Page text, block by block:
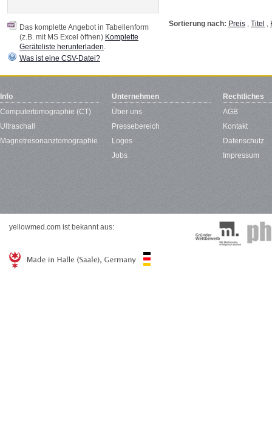
Sortierung nach: Preis , Titel ,
Das komplette Angebot in Tabellenform
(z.B. mit MS Excel öffnen) Komplette
Geräteliste herunterladen
Was ist eine CSV-Datei?
Info
Computertomographie (CT)
Ultraschall
Magnetresonanztomographie
Unternehmen
Über uns
Pressebereich
Logos
Jobs
Rechtliches
AGB
Kontakt
Datenschutz
Impressum
yellowmed.com ist bekannt aus: